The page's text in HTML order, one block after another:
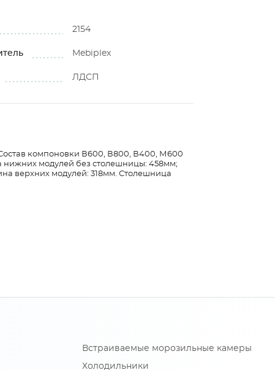
2154
Mebiрlex
ЛДСП
Состав компоновки В600, В800, В400, М600
нижних модулей без столешницы: 458мм;
верхних модулей: 318мм. Столешница
Встраиваемые морозильные камеры
Холодильники